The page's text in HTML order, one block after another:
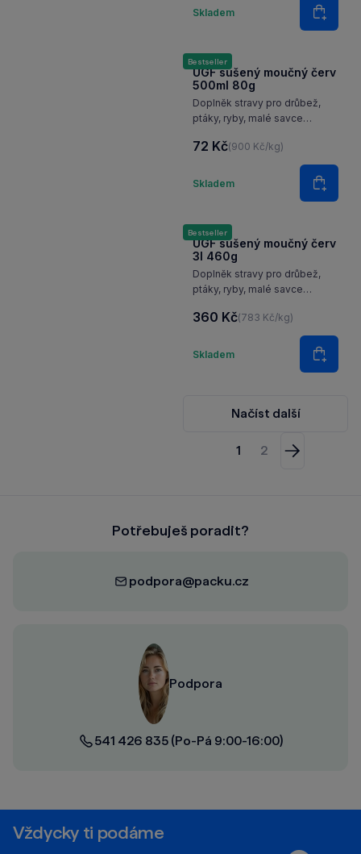
Skladem
Množství
Do
Bestseller
UGF sušený moučný červ
500ml 80g
Doplněk stravy pro drůbež,
ptáky, ryby, malé savce
72 Kč(900 Kč/kg)
Skladem
Množství
Do
Bestseller
UGF sušený moučný červ
3l 460g
Doplněk stravy pro drůbež,
ptáky, ryby, malé savce
360 Kč(783 Kč/kg)
Skladem
Množství
Do
Načíst další
1 2
Následující
Potřebuješ poradit?
podpora@packu.cz
Podpora
541 426 835 (Po-Pá 9:00-16:00)
Vždycky ti podáme